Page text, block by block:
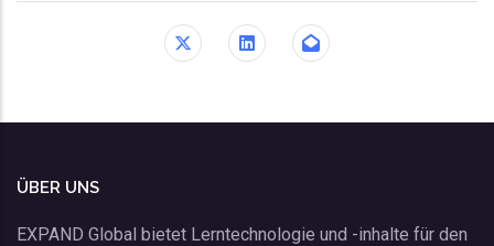
ÜBER UNS
EXPAND Global bietet Lerntechnologie und -inhalte für den